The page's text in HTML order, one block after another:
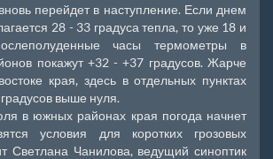
перейдет в наступление. Если днем
28 - 33 градуса тепла, то уже 18 и
часы термометры в
покажут +32 - +37 градусов. Жарче
края, здесь в отдельных пунктах
выше нуля.
в южных районах края погода начнет
условия для коротких грозовых
Светлана Чанилова, ведущий синоптик